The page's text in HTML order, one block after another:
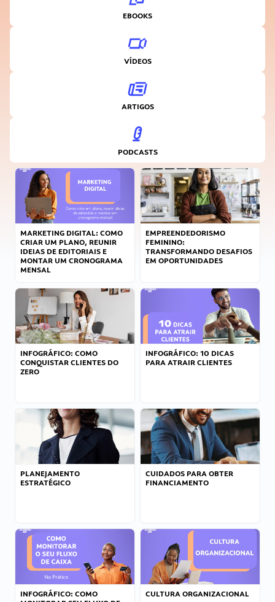
EBOOKS
VÍDEOS
ARTIGOS
PODCASTS
MARKETING DIGITAL: COMO
CRIAR UM PLANO, REUNIR
IDEIAS DE EDITORIAIS E
MONTAR UM CRONOGRAMA
MENSAL
EMPREENDEDORISMO
FEMININO:
TRANSFORMANDO DESAFIOS
EM OPORTUNIDADES
INFOGRÁFICO: COMO
CONQUISTAR CLIENTES DO
ZERO
INFOGRÁFICO: 10 DICAS
PARA ATRAIR CLIENTES
PLANEJAMENTO
ESTRATÉGICO
CUIDADOS PARA OBTER
FINANCIAMENTO
INFOGRÁFICO: COMO
CULTURA ORGANIZACIONAL